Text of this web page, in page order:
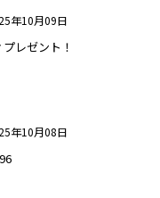
年10月09日
レゼント！
年10月08日